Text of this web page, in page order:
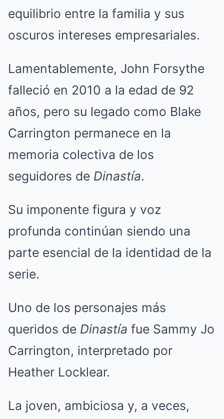
equilibrio entre la familia y sus
oscuros intereses empresariales.
Lamentablemente, John Forsythe
falleció en 2010 a la edad de 92
años, pero su legado como Blake
Carrington permanece en la
memoria colectiva de los
seguidores de Dinastía.
Su imponente figura y voz
profunda continúan siendo una
parte esencial de la identidad de la
serie.
Uno de los personajes más
queridos de Dinastía fue Sammy Jo
Carrington, interpretado por
Heather Locklear.
La joven, ambiciosa y, a veces,